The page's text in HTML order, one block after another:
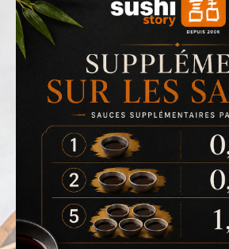
ACCUEIL
LA CARTE
VOTRE COMPTE
NOTRE RESTAURANT
VOS AVIS